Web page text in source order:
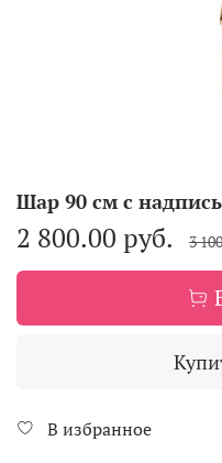
Шар 90 см с
2 800.00 руб. 3
В избранное